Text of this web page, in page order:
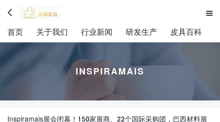
 
首页 关于我们 行业新闻 研发生产 皮具百科
INSPIRAMAIS
Inspiramais展会闭幕！150家展商、22个国际采购团，巴西材料展